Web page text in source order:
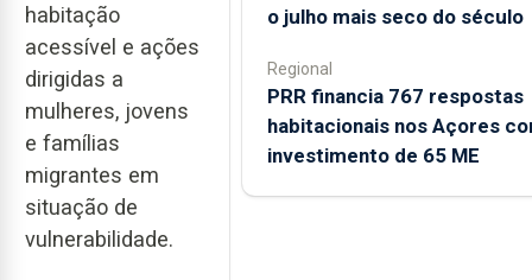
habitação
acessível e ações
dirigidas a
mulheres, jovens
e famílias
migrantes em
situação de
vulnerabilidade.
o julho mais seco do século
Regional
PRR financia 767 respostas
habitacionais nos Açores
investimento de 65 ME